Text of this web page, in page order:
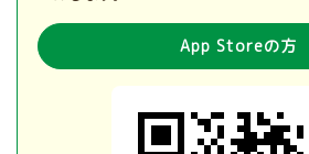
App Storeの方